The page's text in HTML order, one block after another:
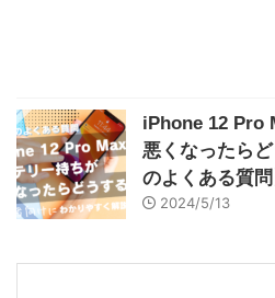
iPhone 12 Pro
悪くなったら
のよくある質問
2024/5/13